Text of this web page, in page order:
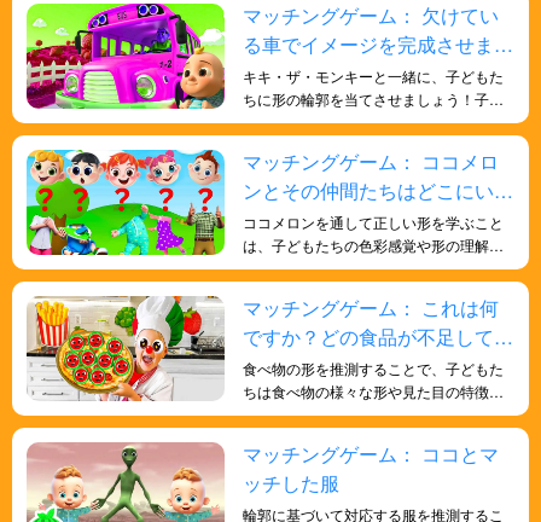
リーの特徴や類似点を学び、動物を適切
なグループに分類する方法を理解するこ
とができます。また、子どもたちはシル
エットを推測することで、様々な動物が
様々な生態系や生息地にどのように適応
しているかを理解するでしょう。動物と
環境の相互作用を学び、様々な動物がど
のように生息地に適応しているかを探る
ことができます。
マッチングゲーム： 欠けてい
る車でイメージを完成させまし
ょう！
キキ・ザ・モンキーと一緒に、子どもた
ちに形の輪郭を当てさせましょう！子ど
もたちの人生に関する一般的な知識と、
ちます。遊びを通して子どもたちに知識
を学ばせましょう。
マッチングゲーム： ココメロ
ンとその仲間たちはどこにいま
すか?探しに行こう！
ココメロンを通して正しい形を学ぶこと
は、子どもたちの色彩感覚や形の理解を
深め、記憶力や反応能力を鍛え、脳を鍛
マッチングゲーム： これは何
ですか？どの食品が不足してい
ますか?見つけてみましょう!
食べ物の形を推測することで、子どもた
ちは食べ物の様々な形や見た目の特徴を
学ぶことができます。これは、子どもた
の健康効果を理解するのに役立ちます。
様々な野菜、果物、穀物などの食品の形
を学び、健康的な食生活への興味と意識
マッチングゲーム： ココとマ
ッチした服
輪郭に基づいて対応する服を推測するこ